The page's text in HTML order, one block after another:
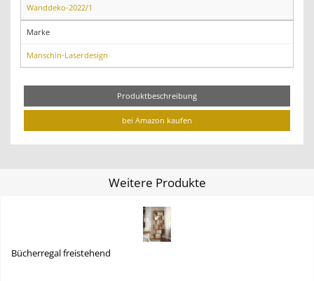
Wanddeko-2022/1
Marke
Manschin-Laserdesign
Produktbeschreibung
bei Amazon kaufen
Weitere Produkte
Bücherregal freistehend